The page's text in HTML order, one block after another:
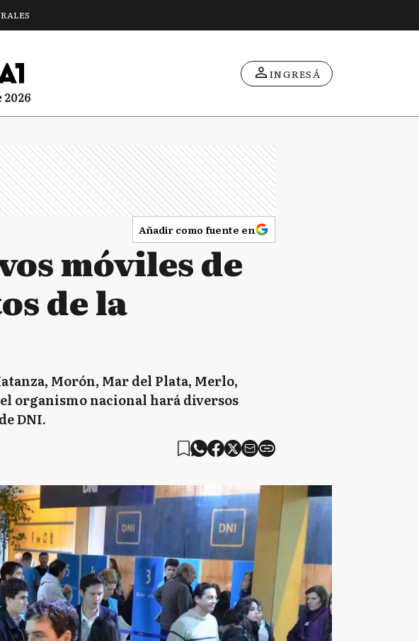
2026
INGRESÁ
Añadir como fuente en
móviles de
de la
Morón, Mar del Plata, Merlo,
organismo nacional hará diversos
DNI.